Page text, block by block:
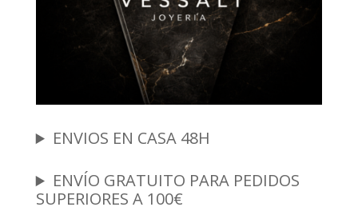
ENVIOS EN CASA 48H
ENVÍO GRATUITO PARA PEDIDOS
SUPERIORES A 100€